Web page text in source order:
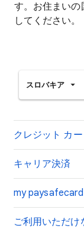
す。お住まい
してください。
スロバキア
クレジット カ
キャリア決済
my paysafecard
ご利用いただ